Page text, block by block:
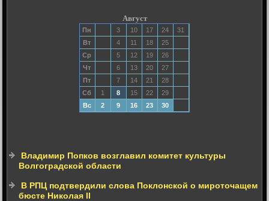
Август
Пн 3 10 17 24
31
Вт
4 11 18
25
Ср
5 12 19
26
Чт
6 13 20
27
Пт
7 14 21
28
Сб
1 8 15 22
29
Вс
2 9 16 23 30
Владимир Попков возглавил комитет культуры
Волгоградской области
В РПЦ подтвердили слова Поклонской о мироточащем
бюсте Николая ІІ